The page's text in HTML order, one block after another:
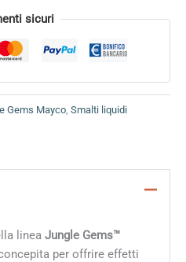
sicuri
Gems Mayco Smalti liquidi
linea Jungle Gems™
per offrire effetti